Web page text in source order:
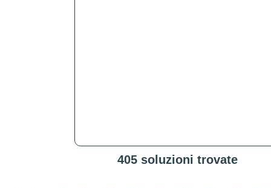
405 soluzioni trovate